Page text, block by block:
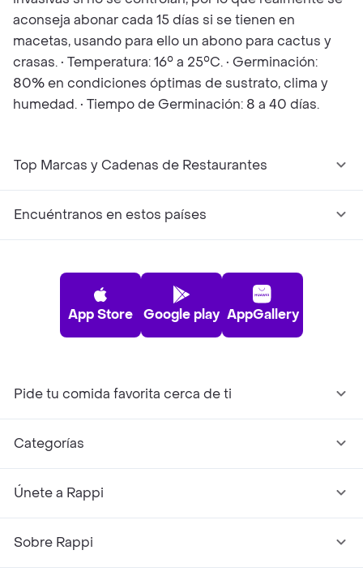
aconseja abonar cada 15 días si se tienen en
macetas, usando para ello un abono para cactus y
crasas. • Temperatura: 16° a 25°C. • Germinación:
80% en condiciones óptimas de sustrato, clima y
humedad. • Tiempo de Germinación: 8 a 40 días.
Top Marcas y Cadenas de Restaurantes
Encuéntranos en estos países
App Store Google play AppGallery
Pide tu comida favorita cerca de ti
Categorías
Únete a Rappi
Sobre Rappi